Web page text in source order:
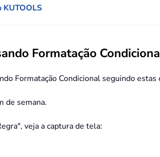
Formatação
Formatação Condicional seguindo estas
de semana.
veja a captura de tela: